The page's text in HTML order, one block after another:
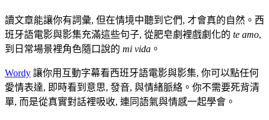
讀文章能讓你有詞彙, 但在情境中聽到它們, 才會真的自然。西
班牙語電影與影集充滿這些句子, 從肥皂劇裡戲劇化的 te amo,
到日常場景裡角色隨口說的 mi vida 。
Wordy 讓你用互動字幕看西班牙語電影與影集, 你可以點任何
愛情表達, 即時看到意思, 發音, 與情緒脈絡。你不需要死背清
單, 而是從真實對話裡吸收, 連同語氣與情感一起學會。